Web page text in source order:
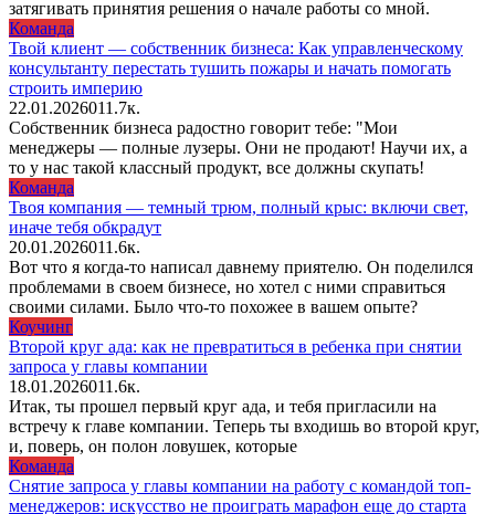
затягивать принятия решения о начале работы со мной.
Команда
Твой клиент — собственник бизнеса: Как управленческому
консультанту перестать тушить пожары и начать помогать
строить империю
22.01.2026011.7к.
Собственник бизнеса радостно говорит тебе: "Мои
менеджеры — полные лузеры. Они не продают! Научи их, а
то у нас такой классный продукт, все должны скупать!
Команда
Твоя компания — темный трюм, полный крыс: включи свет,
иначе тебя обкрадут
20.01.2026011.6к.
Вот что я когда-то написал давнему приятелю. Он поделился
проблемами в своем бизнесе, но хотел с ними справиться
своими силами. Было что-то похожее в вашем опыте?
Коучинг
Второй круг ада: как не превратиться в ребенка при снятии
запроса у главы компании
18.01.2026011.6к.
Итак, ты прошел первый круг ада, и тебя пригласили на
встречу к главе компании. Теперь ты входишь во второй круг,
и, поверь, он полон ловушек, которые
Команда
Снятие запроса у главы компании на работу с командой топ-
менеджеров: искусство не проиграть марафон еще до старта